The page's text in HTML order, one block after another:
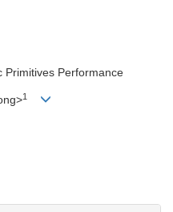
Primitives Performance
1